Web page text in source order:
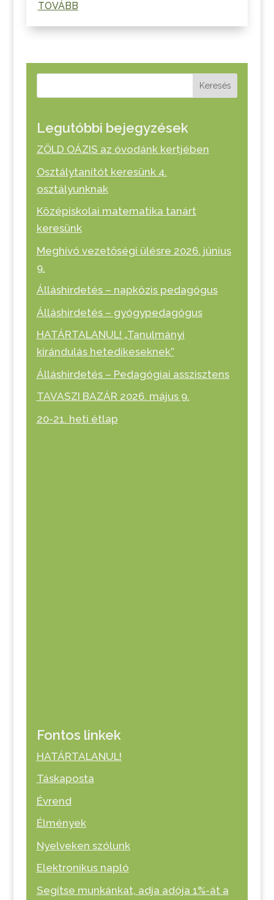
TOVÁBB
Keresés
Legutóbbi bejegyzések
ZÖLD OÁZIS az óvodánk kertjében
Osztálytanítót keresünk 4.
osztályunknak
Középiskolai matematika tanárt
keresünk
Meghívó vezetőségi ülésre 2026. június
9.
Álláshirdetés – napközis pedagógus
Álláshirdetés – gyógypedagógus
HATÁRTALANUL! „Tanulmányi
kirándulás hetedikeseknek”
Álláshirdetés – Pedagógiai asszisztens
TAVASZI BAZÁR 2026. május 9.
20-21. heti étlap
Fontos linkek
HATÁRTALANUL!
Táskaposta
Évrend
Élmények
Nyelveken szólunk
Elektronikus napló
Segítse munkánkat, adja adója 1%-át a